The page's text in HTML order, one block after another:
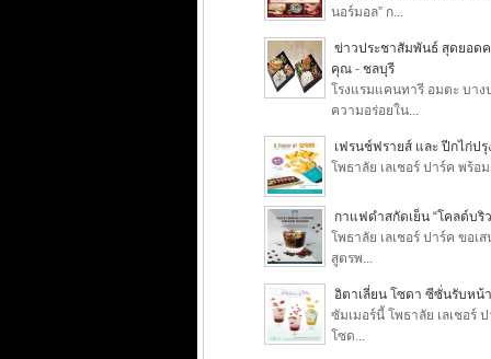
นอร์มอล” ก...
ข่าวประชาสัมพันธ์ สุดยอดค
คุณ- ชลบุรี
โรงแรมแคนทารี อมตะ บา
ความอร่อยใน...
เฟรนช์ฟรายส์ และ ปีกไก่ป
โพธาลัย เลเชอร์ ปาร์ค พร้อ
กาแฟดำสกัดเย็น “โคลด์บริ
โพธาลัย เลเชอร์ ปาร์ค ขอเ
สูตรพ...
อิตาเลี่ยน โซดา ซีซั่นรับหน้
ซัมเมอร์นี้ โพธาลัย เลเชอร์
โซด...